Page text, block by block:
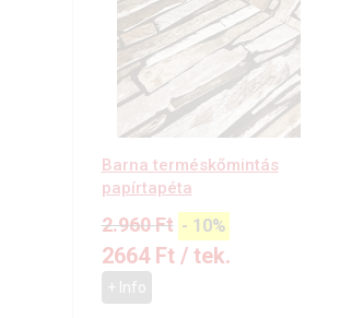
Barna terméskőmintás
papírtapéta
2.960Ft - 10%
2664 Ft/ tek.
+ Info